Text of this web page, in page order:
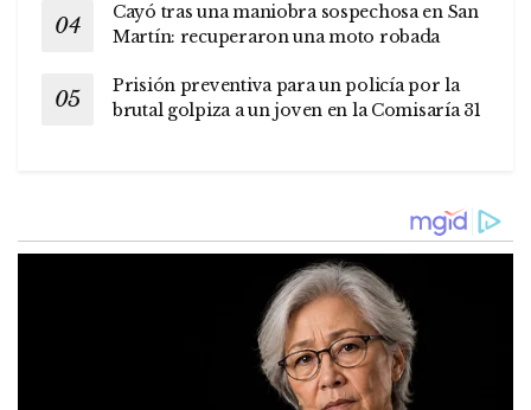
Cayó tras una maniobra sospechosa en San
Martín: recuperaron una moto robada
Prisión preventiva para un policía por la
brutal golpiza a un joven en la Comisaría 31